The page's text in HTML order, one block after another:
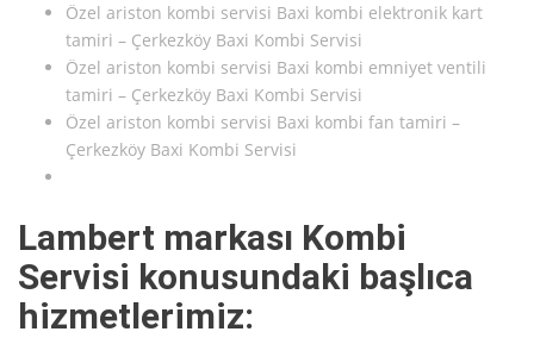
Özel ariston kombi servisi Baxi kombi elektronik kart
tamiri – Çerkezköy Baxi Kombi Servisi
Özel ariston kombi servisi Baxi kombi emniyet ventili
tamiri – Çerkezköy Baxi Kombi Servisi
Özel ariston kombi servisi Baxi kombi fan tamiri –
Çerkezköy Baxi Kombi Servisi
Lambert markası Kombi
Servisi konusundaki başlıca
hizmetlerimiz: